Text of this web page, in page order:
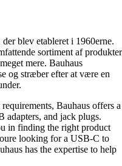
blev etableret i 1960erne.
sortiment af produkter
mere. Bauhaus
og stræber efter at være en
Bauhaus offers a
adapters, and jack plugs.
in finding the right product
looking for a USB-C to
has the expertise to help